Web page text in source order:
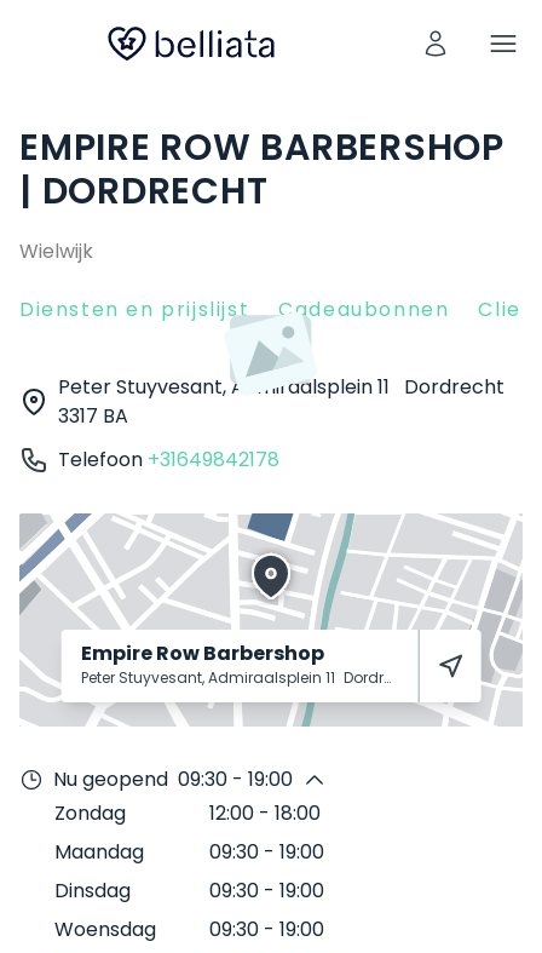
EMPIRE ROW BARBERSHOP
| DORDRECHT
Wielwijk
Diensten en prijslijst Cadeaubonnen
Peter Stuyvesant, Admiraalsplein 11
Dordrecht
3317 BA
Telefoon +31649842178
Empire Row Barbershop
Peter Stuyvesant, Admiraalsplein 11 Dordrecht 3317 BA
Nu geopend 09:30 - 19:00
Zondag
12:00 - 18:00
Maandag
09:30 - 19:00
Dinsdag
09:30 - 19:00
Woensdag
09:30 - 19:00